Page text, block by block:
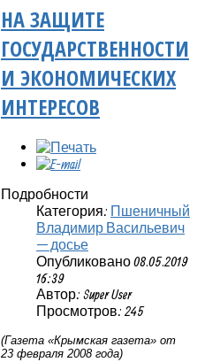
НА ЗАЩИТЕ
ГОСУДАРСТВЕННОСТИ
И ЭКОНОМИЧЕСКИХ
ИНТЕРЕСОВ
Подробности
Категория: Пшеничный
Владимир Васильевич
— досье
Опубликовано 08.05.2019
16:39
Автор: Super User
Просмотров: 245
(Газета «Крымская газета» от
23 февраля 2008 года)